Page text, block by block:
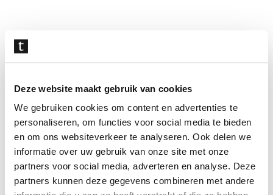
Deze website maakt gebruik van cookies
We gebruiken cookies om content en advertenties te
personaliseren, om functies voor social media te bieden
en om ons websiteverkeer te analyseren. Ook delen we
informatie over uw gebruik van onze site met onze
partners voor social media, adverteren en analyse. Deze
partners kunnen deze gegevens combineren met andere
overslaan